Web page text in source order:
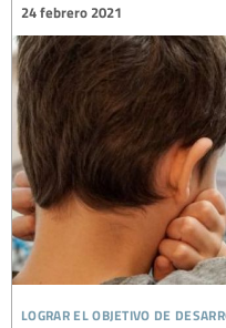
lograr el objetivo de
24 febrero 2021